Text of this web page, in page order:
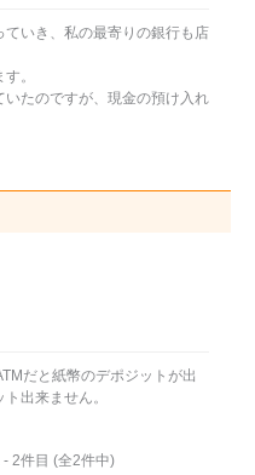
いき、私の最寄りの銀行も店
。
いたのですが、現金の預け入れ
だと紙幣のデポジットが出
出来ません。
2件目 (全2件中)